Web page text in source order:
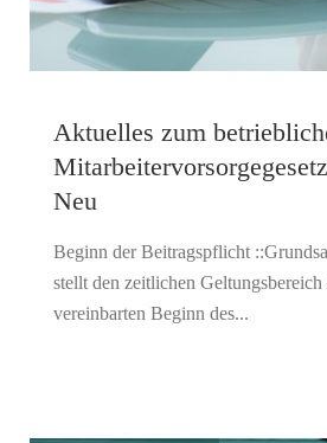
Aktuelles zum
Neu
Beginn der Beitragspflicht
stellt den zeitlichen
vereinbarten Beginn des...